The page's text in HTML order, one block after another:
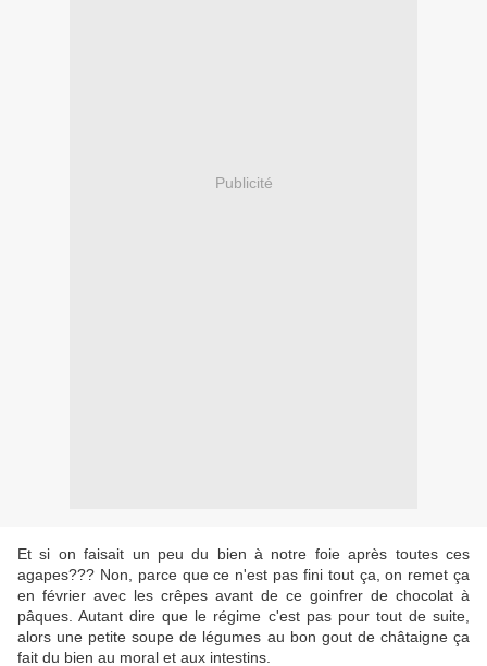
Publicité
Et si on faisait un peu du bien à notre foie après toutes ces
agapes??? Non, parce que ce n'est pas fini tout ça, on remet ça
en février avec les crêpes avant de ce goinfrer de chocolat à
pâques. Autant dire que le régime c'est pas pour tout de suite,
alors une petite soupe de légumes au bon gout de châtaigne ça
fait du bien au moral et aux intestins.